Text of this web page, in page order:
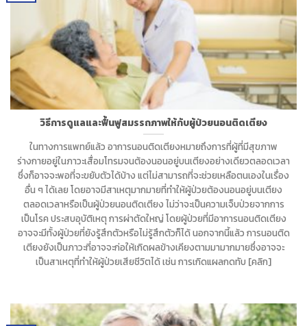
วิธีการดูแลและฟื้นฟูสมรรถภาพให้กับผู้ป่วยนอนติดเตียง
ในทางการแพทย์แล้ว อาการนอนติดเตียงหมายถึงการที่ผู้ที่มีสุขภาพ
ร่างกายอยู่ในภาวะเสื่อมโทรมจนต้องนอนอยู่บนเตียงอย่างเดียวตลอดเวลา
ซึ่งก็อาจจะพอที่จะขยับตัวได้บ้าง แต่ไม่สามารถที่จะช่วยเหลือตนเองในเรื่อง
อื่น ๆ ได้เลย โดยอาจมีสาเหตุมากมายที่ทำให้ผู้ป่วยต้องนอนอยู่บนเตียง
ตลอดเวลาหรือเป็นผู้ป่วยนอนติดเตียง ไม่ว่าจะเป็นความเจ็บป่วยจากการ
เป็นโรค ประสบอุบัติเหตุ การผ่าตัดใหญ่ โดยผู้ป่วยที่มีอาการนอนติดเตียง
อาจจะมีทั้งผู้ป่วยที่ยังรู้สึกตัวหรือไม่รู้สึกตัวก็ได้ นอกจากนี้แล้ว การนอนติด
เตียงยังเป็นภาวะที่อาจจะก่อให้เกิดผลข้างเคียงตามมามากมายซึ่งอาจจะ
เป็นสาเหตุที่ทำให้ผู้ป่วยเสียชีวิตได้ เช่น การเกิดแผลกดทับ [คลิก]